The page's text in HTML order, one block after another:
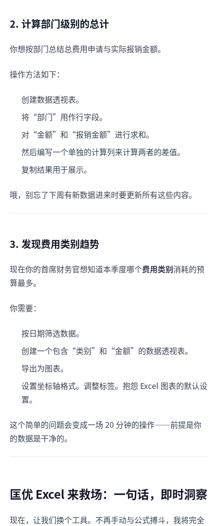
2. 计算部门级别的总计
你想按部门总结总费用申请与实际报销金额。
操作方法如下：
创建数据透视表。
将“部门”用作行字段。
对“金额”和“报销金额”进行求和。
然后编写一个单独的计算列来计算两者的差值。
复制结果用于展示。
哦，别忘了下周有新数据进来时要更新所有这些内容。
3. 发现费用类别趋势
现在你的首席财务官想知道本季度哪个费用类别消耗的预
算最多。
你需要：
按日期筛选数据。
创建一个包含“类别”和“金额”的数据透视表。
导出为图表。
设置坐标轴格式。调整标签。抱怨 Excel 图表的默认设
置。
这个简单的问题会变成一场 20 分钟的操作——前提是你
的数据是干净的。
匡优 Excel 来救场：一句话，即时洞察
现在，让我们换个工具。不再手动与公式搏斗，我将完全